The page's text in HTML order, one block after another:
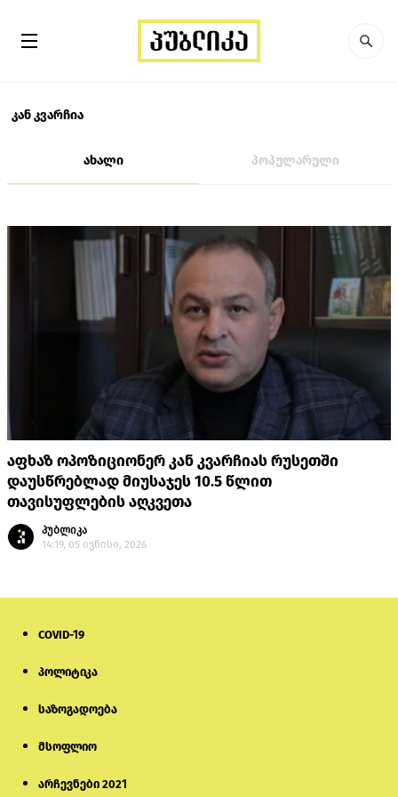
კან კვარჩია
ახალი პოპულარული
აფხაზ ოპოზიციონერ კან კვარჩიას რუსეთში
დაუსწრებლად მიუსაჯეს 10.5 წლით
თავისუფლების აღკვეთა
პუბლიკა
14:19, 05 ივნისი, 2026
COVID-19
პოლიტიკა
საზოგადოება
მსოფლიო
არჩევნები 2021